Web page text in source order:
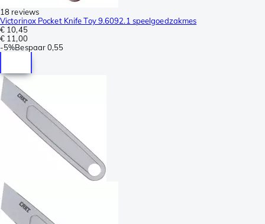
18 reviews
Victorinox Pocket Knife Toy 9.6092.1 speelgoedzakmes
€ 10,45
€ 11,00
-5%Bespaar0,55